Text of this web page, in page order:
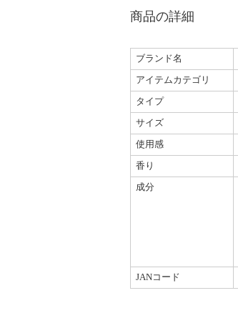
商品の詳細
ブランド名
アイテムカテゴリ
タイプ
サイズ
使用感
香り
成分
JANコード